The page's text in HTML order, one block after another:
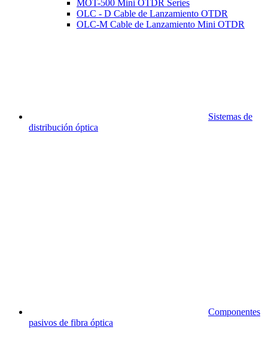
MOT-500 Mini OTDR Series
OLC - D Cable de Lanzamiento OTDR
OLC-M Cable de Lanzamiento Mini OTDR
Sistemas de
distribución óptica
Componentes
pasivos de fibra óptica